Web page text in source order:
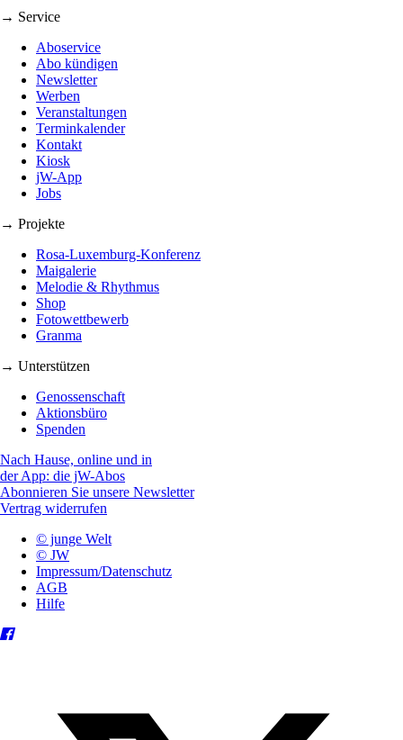
→ Service
Aboservice
Abo kündigen
Newsletter
Werben
Veranstaltungen
Terminkalender
Kontakt
Kiosk
jW-App
Jobs
→ Projekte
Rosa-Luxemburg-Konferenz
Maigalerie
Melodie & Rhythmus
Shop
Fotowettbewerb
Granma
→ Unterstützen
Genossenschaft
Aktionsbüro
Spenden
Nach Hause, online und in
der App: die jW-Abos
Abonnieren Sie unsere Newsletter
Vertrag widerrufen
© junge Welt
© JW
Impressum/Datenschutz
AGB
Hilfe